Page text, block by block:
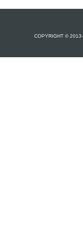
COPYRIGHT ©